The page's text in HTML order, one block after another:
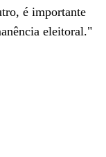
é importante
eleitoral."